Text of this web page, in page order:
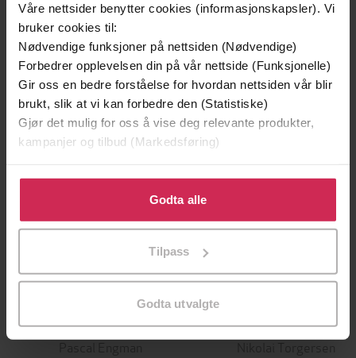
Våre nettsider benytter cookies (informasjonskapsler). Vi
bruker cookies til:
Nødvendige funksjoner på nettsiden (Nødvendige)
Forbedrer opplevelsen din på vår nettside (Funksjonelle)
Gir oss en bedre forståelse for hvordan nettsiden vår blir
brukt, slik at vi kan forbedre den (Statistiske)
Gjør det mulig for oss å vise deg relevante produkter,
kampanjer og tilbud (Markedsføring)
Klikk på «Godta alle» for å gi oss ditt samtykke til å
bruke cookies for alle disse formålene. Du kan også
tilpasse ditt samtykke til spesifikke formål ved å klikke
Godta alle
Tilpass
Godta utvalgte
Andre har også kjøpt
Ingen
Premium
Vi anbefaler
Gater jeg har levd